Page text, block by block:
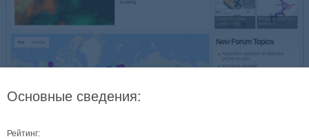
Основные сведения:
Рейтинг: